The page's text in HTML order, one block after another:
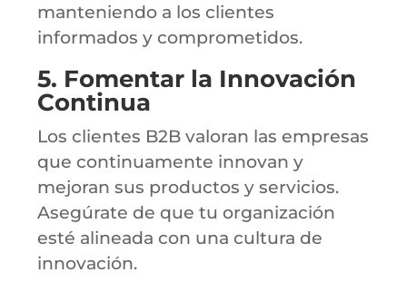
manteniendo a los clientes
informados y comprometidos.
5. Fomentar la Innovación
Continua
Los clientes B2B valoran las empresas
que continuamente innovan y
mejoran sus productos y servicios.
Asegúrate de que tu organización
esté alineada con una cultura de
innovación.